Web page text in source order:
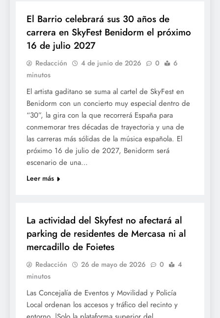
El Barrio celebrará sus 30 años de
carrera en SkyFest Benidorm el próximo
16 de julio 2027
Redacción 4 de junio de 2026 0
6
minutos
El artista gaditano se suma al cartel de SkyFest en
Benidorm con un concierto muy especial dentro de
“30”, la gira con la que recorrerá España para
conmemorar tres décadas de trayectoria y una de
las carreras más sólidas de la música española. El
próximo 16 de julio de 2027, Benidorm será
escenario de una…
Leer más
La actividad del Skyfest no afectará al
parking de residentes de Mercasa ni al
mercadillo de Foietes
Redacción 26 de mayo de 2026 0
4
minutos
Las Concejalía de Eventos y Movilidad y Policía
Local ordenan los accesos y tráfico del recinto y